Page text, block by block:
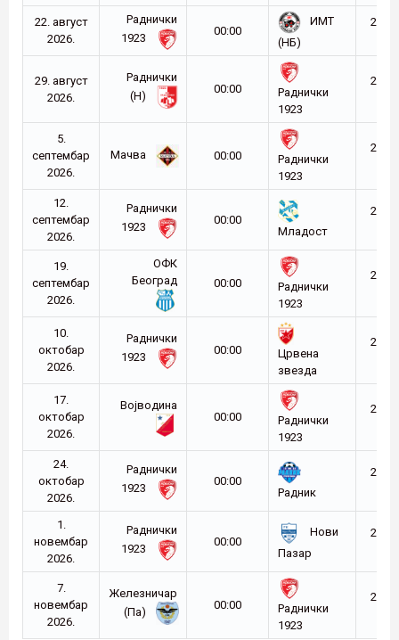
22. август
2026.
Раднички
1923
00:00
ИМТ
(НБ)
2026-
29. август
2026.
Раднички
(Н)
00:00
Раднички
1923
2026-
5.
септембар
2026.
Мачва 00:00
Раднички
1923
2026-
12.
септембар
2026.
Раднички
1923
00:00
Младост
2026-
19.
септембар
2026.
ОФК
Београд
00:00
Раднички
1923
2026-
10.
октобар
2026.
Раднички
1923
00:00
Црвена
звезда
2026-
17.
октобар
2026.
Војводина
00:00
Раднички
1923
2026-
24.
октобар
2026.
Раднички
1923
00:00
Радник
2026-
1.
новембар
2026.
Раднички
1923
00:00
Нови
Пазар
2026-
7.
новембар
2026.
Железничар
(Па)
00:00
Раднички
1923
2026-